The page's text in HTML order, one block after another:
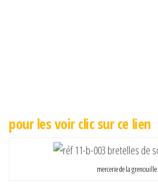
pour les voir clic sur ce lien
mercerie de la grenouille